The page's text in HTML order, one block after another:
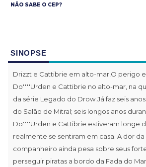
NÃO SABE O CEP?
SINOPSE
Drizzt e Cattibrie em alto-mar!O perigo
Do''''Urden e Cattibrie no alto-mar, na
da série Legado do Drow.Já faz seis
do Salão de Mitral; seis longos anos
Do''''Urden e Cattibrie estiveram longe
realmente se sentiram em casa. A dor
companheiro ainda pesa sobre seus
perseguir piratas a bordo da Fada do